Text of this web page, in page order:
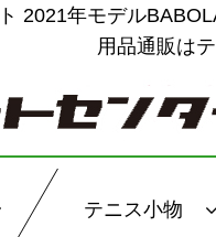
2021年モデル
用品通販は
テニス小物